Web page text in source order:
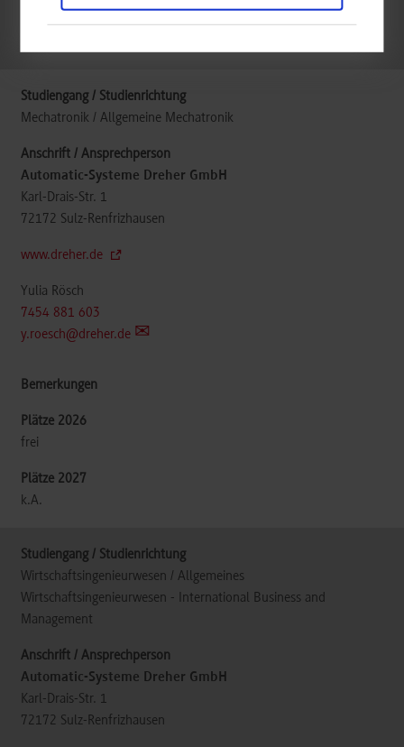
Mechatronik / Allgemeine Mechatronik
Automatic-Systeme Dreher GmbH
Karl-Drais-Str. 1
72172 Sulz-Renfrizhausen
www.dreher.de
Yulia Rösch
7454 881 603
y.roesch@dreher.de
frei
k.A.
Wirtschaftsingenieurwesen / Allgemeines
Wirtschaftsingenieurwesen - International Business and
Management
Automatic-Systeme Dreher GmbH
Karl-Drais-Str. 1
72172 Sulz-Renfrizhausen